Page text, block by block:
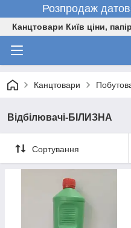
Розпродаж
Канцтовари Київ ціни,
Канцтовари
Відбілювачі-БІЛИЗНА
Сортування